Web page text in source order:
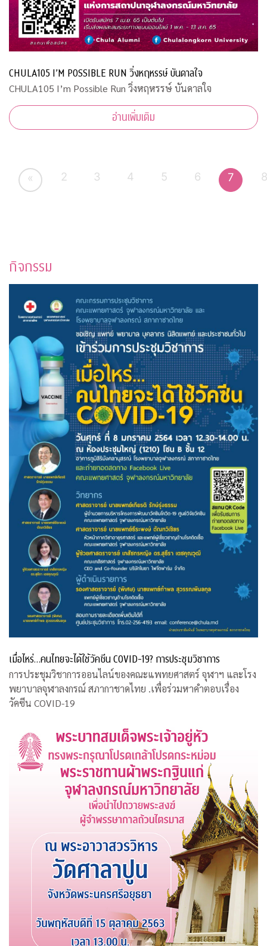
CHULA105 I’M POSSIBLE RUN วิ่งหฤหรรษ์ บันดาลใจ
CHULA105 I’m Possible Run วิ่งหฤหรรษ์ บันดาลใจ
อ่านเพิ่มเติม
« 2 3 4 5 6 7 8
กิจกรรม
เมื่อไหร่…คนไทยจะได้ใช้วัคซีน COVID-19? การประชุมวิชาการ
การประชุมวิชาการออนไลน์ของคณะแพทยศาสตร์ จุฬาฯ และโรง
พยาบาลจุฬาลงกรณ์ สภากาชาดไทย .เพื่อร่วมหาคำตอบเรื่อง
วัคซีน COVID-19